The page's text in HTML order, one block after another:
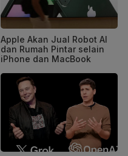
Apple Akan Jual Robot AI
dan Rumah Pintar selain
iPhone dan MacBook